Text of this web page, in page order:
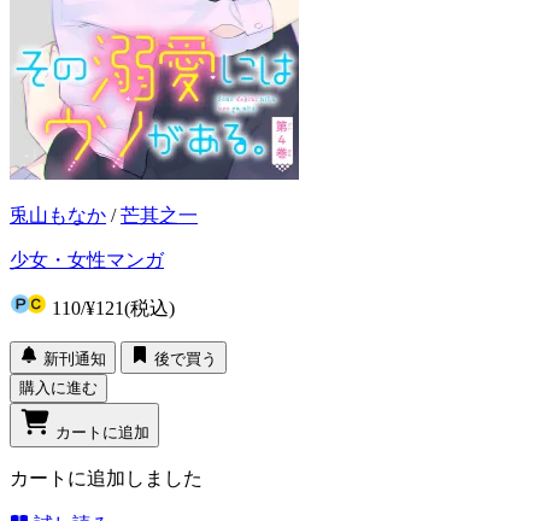
兎山もなか /芒其之一
少女・女性マンガ
110/¥121(税込)
新刊通知
後で買う
購入に進む
カートに追加
カートに追加しました